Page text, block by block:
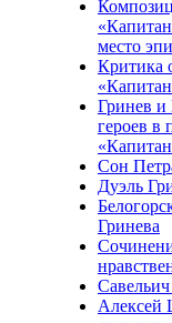
место
Критика
Гринев и
героев
Сон
Дуэль
Гринева
Савельич
Алексей